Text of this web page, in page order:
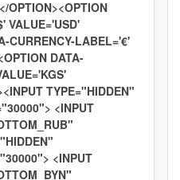
OPTION><OPTION
VALUE='USD'
CURRENCY-LABEL='€'
DATA-
TYPE="HIDDEN"
<INPUT
<INPUT